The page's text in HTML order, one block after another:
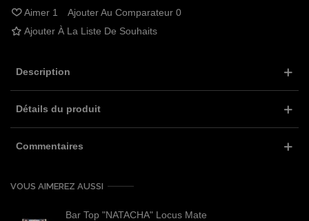
Aimer 1 Ajouter Au Comparateur 0
Ajouter À La Liste De Souhaits
Description
Détails du produit
Commentaires
VOUS AIMEREZ AUSSI
Bar Top "NATACHA" Locus Mate